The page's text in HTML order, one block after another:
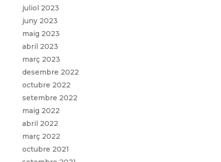
juliol 2023
juny 2023
maig 2023
abril 2023
març 2023
desembre 2022
octubre 2022
setembre 2022
maig 2022
abril 2022
març 2022
octubre 2021